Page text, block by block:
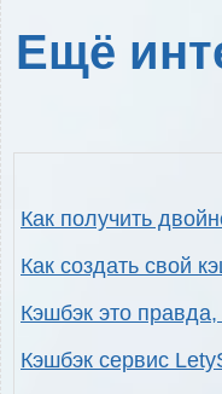
Ещё
Как получить
Как создать свой
Кэшбэк это
Кэшбэк сервис